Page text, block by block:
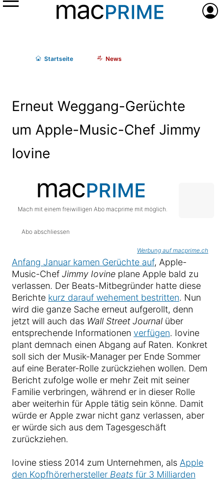
Menü
Startseite News
Erneut Weggang-Gerüchte
um Apple-Music-Chef Jimmy
Iovine
Mach mit einem freiwilligen Abo macprime mit möglich.
Abo abschliessen
Werbung auf macprime.ch
Anfang Januar kamen Gerüchte auf, Apple-
Music-Chef Jimmy Iovine plane Apple bald zu
verlassen. Der Beats-Mitbegründer hatte diese
Berichte kurz darauf wehement bestritten. Nun
wird die ganze Sache erneut aufgerollt, denn
jetzt will auch das Wall Street Journal über
entsprechende Informationen verfügen. Iovine
plant demnach einen Abgang auf Raten. Konkret
soll sich der Musik-Manager per Ende Sommer
auf eine Berater-Rolle zurückziehen wollen. Dem
Bericht zufolge wolle er mehr Zeit mit seiner
Familie verbringen, während er in dieser Rolle
aber weiterhin für Apple tätig sein könne. Damit
würde er Apple zwar nicht ganz verlassen, aber
er würde sich aus dem Tagesgeschäft
zurückziehen.
Iovine stiess 2014 zum Unternehmen, als Apple
den Kopfhörerhersteller Beats für 3 Milliarden